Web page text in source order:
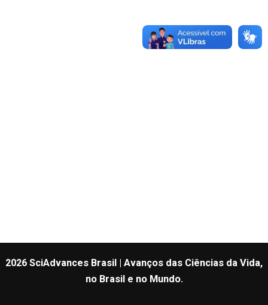
2026 SciAdvances Brasil | Avanços das Ciências da Vida,
no Brasil e no Mundo.